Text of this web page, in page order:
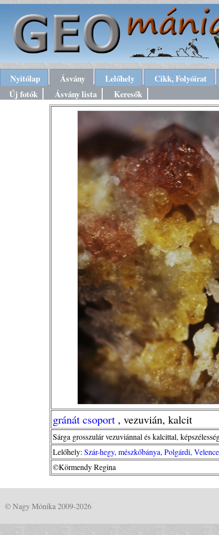
Nyitólap Ásvány Lelőhely
Cikk, Folyóirat
Új fotók
Ásvány lista Keresők
gránát csoport , vezuvián, kalcit
Sárga grosszulár vezuviánnal és kalcittal,
Lelőhely: Szár-hegy, mészkőbánya, Polgárdi,
©Körmendy Regina
© Nagy Mónika 2009-2026